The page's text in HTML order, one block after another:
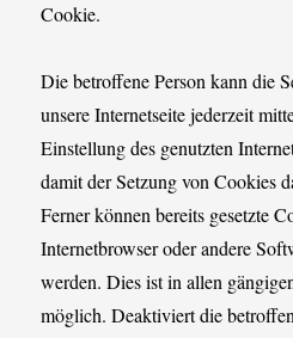
Cookie.
Die betroffene Person kann die
unsere Internetseite jederzeit
Einstellung des genutzten
damit der Setzung von Cookies
Ferner können bereits gesetzte
Internetbrowser oder andere
werden. Dies ist in allen
möglich. Deaktiviert die